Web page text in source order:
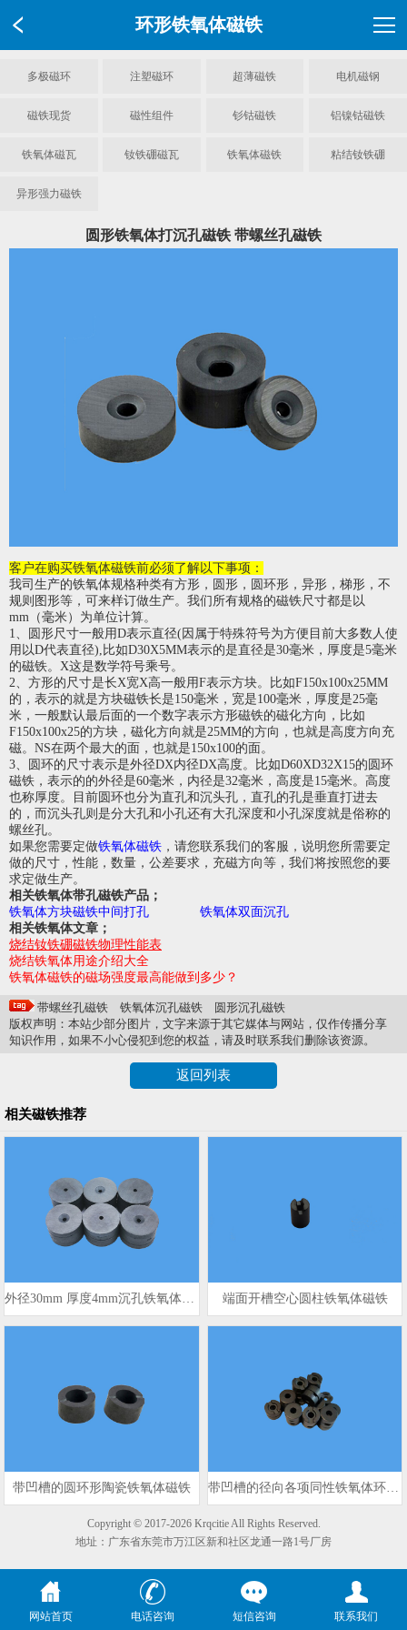
环形铁氧体磁铁
多极磁环 注塑磁环 超薄磁铁 电机磁钢
磁铁现货 磁性组件 钐钴磁铁 铝镍钴磁铁
铁氧体磁瓦 钕铁硼磁瓦 铁氧体磁铁 粘结钕铁硼
异形强力磁铁
圆形铁氧体打沉孔磁铁 带螺丝孔磁铁
客户在购买铁氧体磁铁前必须了解以下事项：
我司生产的铁氧体规格种类有方形，圆形，圆环形，异形，梯形，不
规则图形等，可来样订做生产。我们所有规格的磁铁尺寸都是以
mm（毫米）为单位计算。
1、圆形尺寸一般用D表示直径(因属于特殊符号为方便目前大多数人使
用以D代表直径),比如D30X5MM表示的是直径是30毫米，厚度是5毫米
的磁铁。X这是数学符号乘号。
2、方形的尺寸是长X宽X高一般用F表示方块。比如F150x100x25MM
的，表示的就是方块磁铁长是150毫米，宽是100毫米，厚度是25毫
米，一般默认最后面的一个数字表示方形磁铁的磁化方向，比如
F150x100x25的方块，磁化方向就是25MM的方向，也就是高度方向充
磁。NS在两个最大的面，也就是150x100的面。
3、圆环的尺寸表示是外径DX内径DX高度。比如D60XD32X15的圆环
磁铁，表示的的外径是60毫米，内径是32毫米，高度是15毫米。高度
也称厚度。目前圆环也分为直孔和沉头孔，直孔的孔是垂直打进去
的，而沉头孔则是分大孔和小孔还有大孔深度和小孔深度就是俗称的
螺丝孔。
如果您需要定做铁氧体磁铁 ，请您联系我们的客服，说明您所需要定
做的尺寸，性能，数量，公差要求，充磁方向等，我们将按照您的要
求定做生产。
相关铁氧体带孔磁铁产品；
铁氧体方块磁铁中间打孔
铁氧体双面沉孔
相关铁氧体文章；
烧结钕铁硼磁铁物理性能表
烧结铁氧体用途介绍大全
铁氧体磁铁的磁场强度最高能做到多少？
带螺丝孔磁铁 铁氧体沉孔磁铁
圆形沉孔磁铁
版权声明：本站少部分图片，文字来源于其它媒体与网站，仅作传播分享
知识作用，如果不小心侵犯到您的权益，请及时联系我们删除该资源。
返回列表
相关磁铁推荐
外径30mm 厚度4mm沉孔铁氧体磁铁圆形 端面开槽空心圆柱铁氧体磁铁
带凹槽的圆环形陶瓷铁氧体磁铁
Copyright © 2017-2026 Krqcitie All Rights Reserved.
地址：广东省东莞市万江区新和社区龙通一路1号厂房
网站首页 电话咨询 短信咨询 联系我们